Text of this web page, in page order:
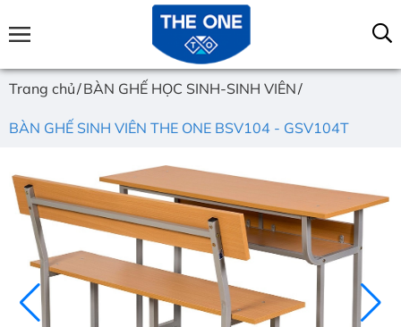
Trang chủ BÀN GHẾ HỌC SINH-SINH VIÊN
BÀN GHẾ SINH VIÊN THE ONE BSV104 - GSV104T